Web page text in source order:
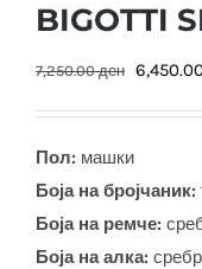
BIGOTTI
7,250.00ден Original
Пол: машки
Боја на бројчаник:
Боја на ремче:
Боја на алка: